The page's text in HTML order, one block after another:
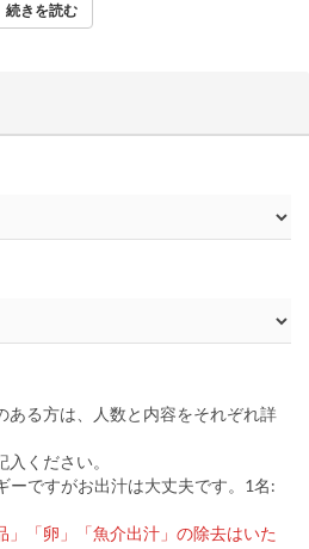
続きを読む
ある方は、人数と内容をそれぞれ詳
ください。
ーですがお出汁は大丈夫です。1名:
」「卵」「魚介出汁」の除去はいた